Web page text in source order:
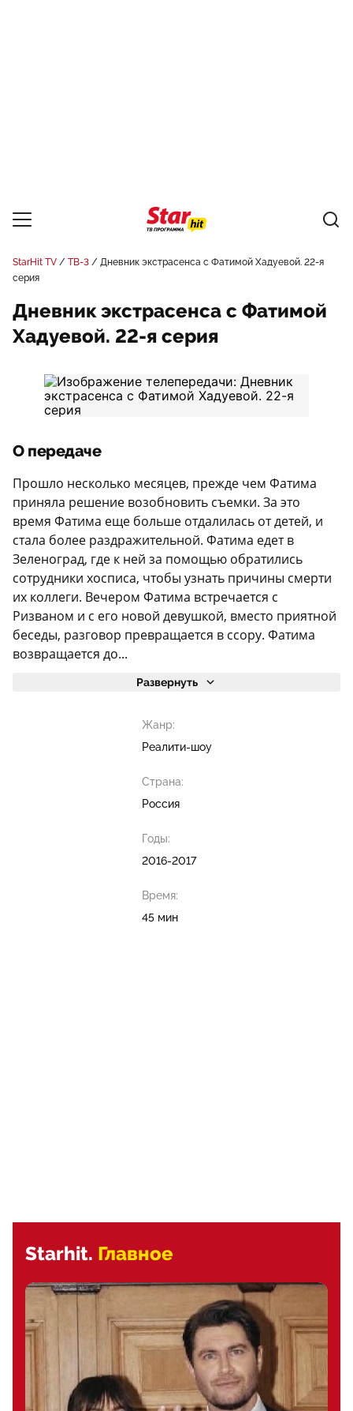
StarHit TV ТВ-3
Дневник экстрасенса с Фатимой Хадуевой. 22-я
серия
Дневник экстрасенса с Фатимой
Хадуевой. 22-я серия
О передаче
Прошло несколько месяцев, прежде чем Фатима
приняла решение возобновить съемки. За это
время Фатима еще больше отдалилась от детей, и
стала более раздражительной. Фатима едет в
Зеленоград, где к ней за помощью обратились
сотрудники хосписа, чтобы узнать причины смерти
их коллеги. Вечером Фатима встречается с
Ризваном и с его новой девушкой, вместо приятной
беседы, разговор превращается в ссору. Фатима
возвращается до...
Развернуть
Жанр:
Реалити-шоу
Страна:
Россия
Годы:
2016-2017
Время:
45 мин
Starhit. Главное